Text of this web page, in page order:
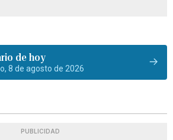
de hoy
8 de agosto de 2026
PUBLICIDAD